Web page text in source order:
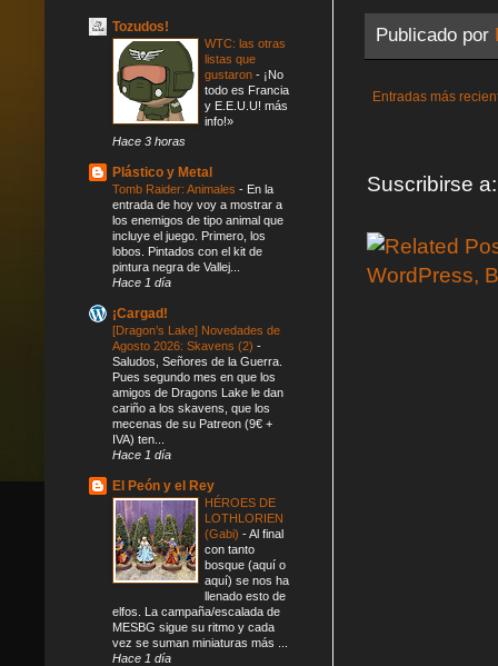
Publicado por
Entradas más
Suscribirse
Tozudos!
WTC: las otras
listas que
gustaron - ¡No
todo es Francia
y E.E.U.U! más
info!»
Hace 3 horas
Plástico y Metal
Tomb Raider: Animales - En la
entrada de hoy voy a mostrar a
los enemigos de tipo animal que
incluye el juego. Primero, los
lobos. Pintados con el kit de
pintura negra de Vallej...
Hace 1 día
¡Cargad!
[Dragon’s Lake] Novedades de
Agosto 2026: Skavens (2) -
Saludos, Señores de la Guerra.
Pues segundo mes en que los
amigos de Dragons Lake le dan
cariño a los skavens, que los
mecenas de su Patreon (9€ +
IVA) ten...
Hace 1 día
El Peón y el Rey
HÉROES DE
LOTHLORIEN
(Gabi) -Al final
con tanto
bosque (aquí o
aquí) se nos ha
llenado esto de
elfos. La campaña/escalada de
MESBG sigue su ritmo y cada
vez se suman miniaturas más ...
Hace 1 día